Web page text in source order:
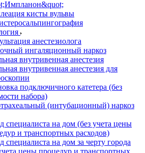
кисты вульвы
анестезиолога
ингаляционный наркоз
внутривенная анестезия
внутривенная анестезия для
подключичного катетера (без
набора)
(интубационный) наркоз
специалиста на дом (без учета цены
и транспортных расходов)
специалиста на дом за черту города
цены процедур и транспортных